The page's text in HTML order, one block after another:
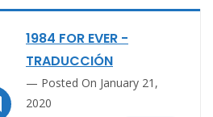
1984 FOR EVER -
TRADUCCIÓN
Posted On January 21,
2020